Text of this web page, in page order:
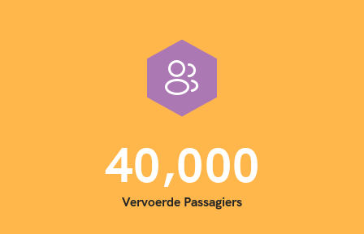
40,000
Vervoerde Passagiers